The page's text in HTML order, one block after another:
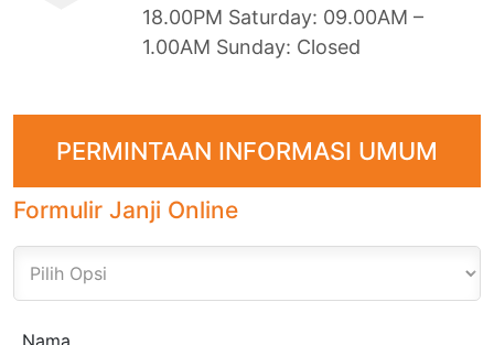
18.00PM Saturday: 09.00AM –
1.00AM Sunday: Closed
PERMINTAAN INFORMASI UMUM
Formulir Janji Online
Nama